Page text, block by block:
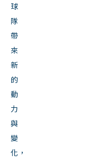
球
隊
帶
來
新
的
動
力
與
變
化，